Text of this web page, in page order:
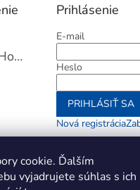
cookie. Ďalším
vyjadrujete súhlas s ich
Perfect Home Tĺčik na mäso so sekáčikom, 56893
produktu je 5 z 5 hviezdičiek.
Prihlásenie
E-mail
Heslo
PRIHLÁSIŤ SA
Nová registrácia